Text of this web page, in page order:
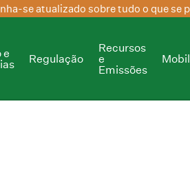
se atualizado sobre tudo o que se
e
Regulação
Recursos
e
Emissões